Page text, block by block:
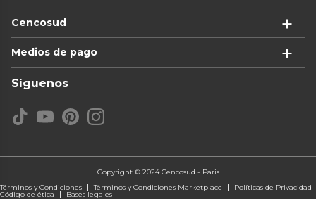
Cencosud
Medios de pago
Síguenos
Copyright © 2024 Cencosud - Paris
Términos y Condiciones
Términos y Condiciones Marketplace Políticas de Privacidad
Código de ética Bases legales